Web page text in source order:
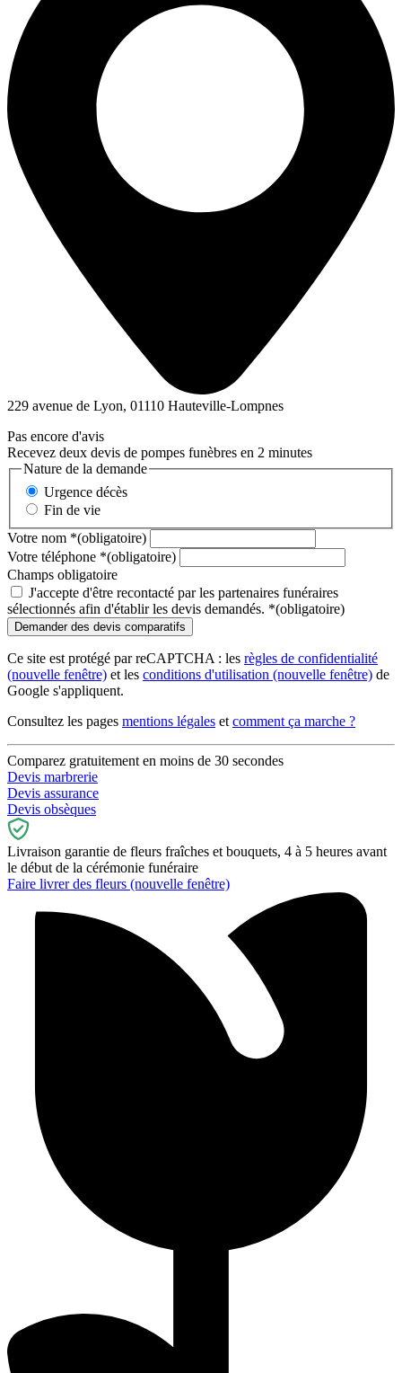
229 avenue de Lyon, 01110 Hauteville-Lompnes
Pas encore d'avis
Recevez deux devis de pompes funèbres en 2 minutes
Nature de la demande
Urgence décès
Fin de vie
Votre nom *(obligatoire)
Votre téléphone *(obligatoire)
Champs obligatoire
J'accepte d'être recontacté par les partenaires funéraires
sélectionnés afin d'établir les devis demandés. *(obligatoire)
Ce site est protégé par reCAPTCHA : les règles de confidentialité
(nouvelle fenêtre) et les conditions d'utilisation (nouvelle fenêtre) de
Google s'appliquent.
Consultez les pages mentions légales et comment ça marche ?
Comparez gratuitement en moins de 30 secondes
Devis marbrerie
Devis assurance
Devis obsèques
Livraison garantie de fleurs fraîches et bouquets, 4 à 5 heures avant
le début de la cérémonie funéraire
Faire livrer des fleurs (nouvelle fenêtre)